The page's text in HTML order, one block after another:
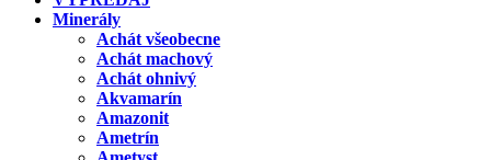
Minerály
Achát všeobecne
Achát machový
Achát ohnivý
Akvamarín
Amazonit
Ametrín